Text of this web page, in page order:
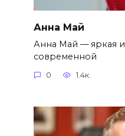
Анна Май
Анна Май — яркая и
современной
0 1.4к.